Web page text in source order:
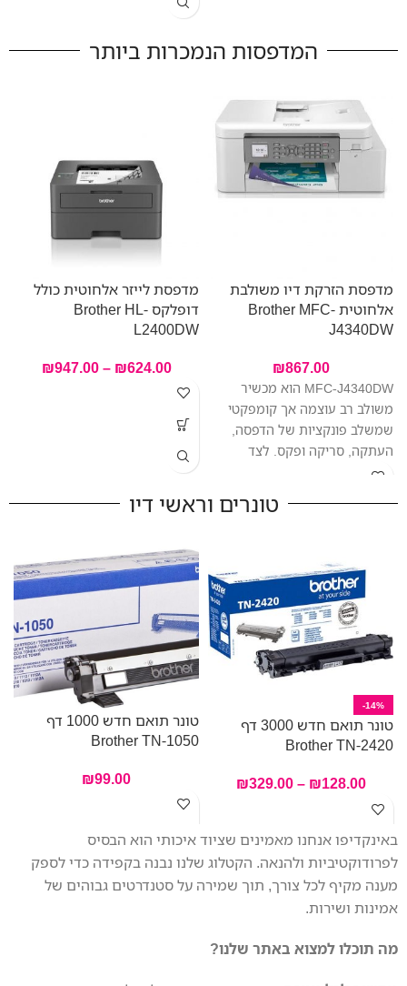
המדפסות הנמכרות ביותר
מדפסת הזרקת דיו משולבת
אלחוטית Brother MFC-
J4340DW
₪867.00
‎MFC-J4340DW הוא מכשיר
משולב רב עוצמה אך קומפקטי
שמשלב פונקציות של הדפסה,
העתקה, סריקה ופקס. לצד
הפונקציות המקצועיות הרבות,
מגוונות. מזין המסמכים האוטומטי
למחסניות הדיו הגדולות שכלולות
באריזה עם קיבולת הדפסה עד
3,000 דפים בשחור ו–1,500 דפים
בצבע, תוכלו להדפיס יותר עם
פחות הפרעות. ה-MFC-
J4340DW משלב פונקציות
מגוונות במארז קומפקטי אך חזק,
מה שהופך אותו לשותף המושלם
במשרד הביתי שלכם.
מדפסת לייזר אלחוטית כולל
דופלקס Brother HL-
L2400DW
₪624.00
–
₪947.00
טונרים וראשי דיו
-14%
טונר תואם חדש 3000 דף
Brother TN-2420
₪128.00
–
₪329.00
טונר תואם חדש 1000 דף
Brother TN-1050
₪99.00
באינקדיפו אנחנו מאמינים שציוד איכותי הוא הבסיס
לפרודוקטיביות ולהנאה. הקטלוג שלנו נבנה בקפידה כדי לספק
מענה מקיף לכל צורך, תוך שמירה על סטנדרטים גבוהים של
אמינות ושירות.
מה תוכלו למצוא באתר שלנו?